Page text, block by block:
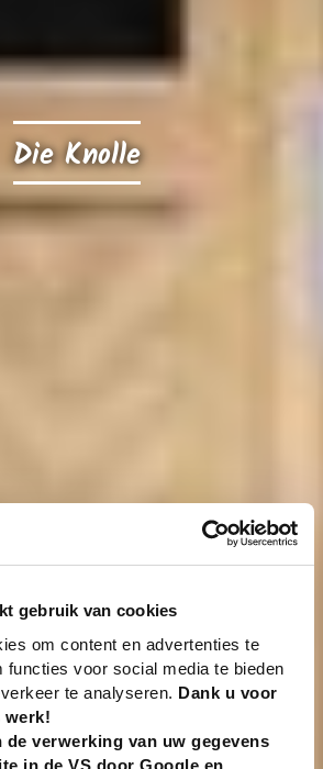
gebruik van cookies
om content en advertenties te
functies voor social media te bieden
te analyseren. Dank u voor
werk!
de verwerking van uw gegevens
in de VS door Google en
Die Knolle